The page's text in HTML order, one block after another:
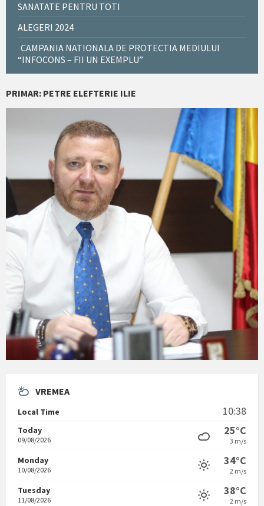
SANATATE PENTRU TOTI
ALEGERI 2024
CAMPANIA NATIONALA DE PROTECTIA MEDIULUI
“INFOCONS – FII UN EXEMPLU”
PRIMAR: PETRE ELEFTERIE ILIE
VREMEA
Local Time 10:38
Today
09/08/2026
25°C
3 m/s
Monday
10/08/2026
34°C
2 m/s
Tuesday
11/08/2026
38°C
2 m/s